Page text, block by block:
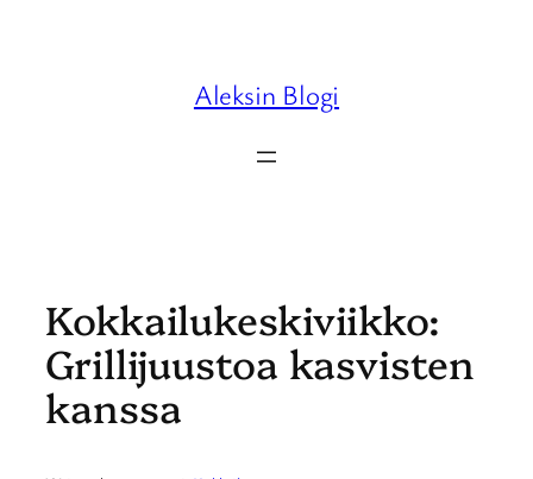
Aleksin Blogi
Kokkailukeskiviikko:
Grillijuustoa kasvisten
kanssa